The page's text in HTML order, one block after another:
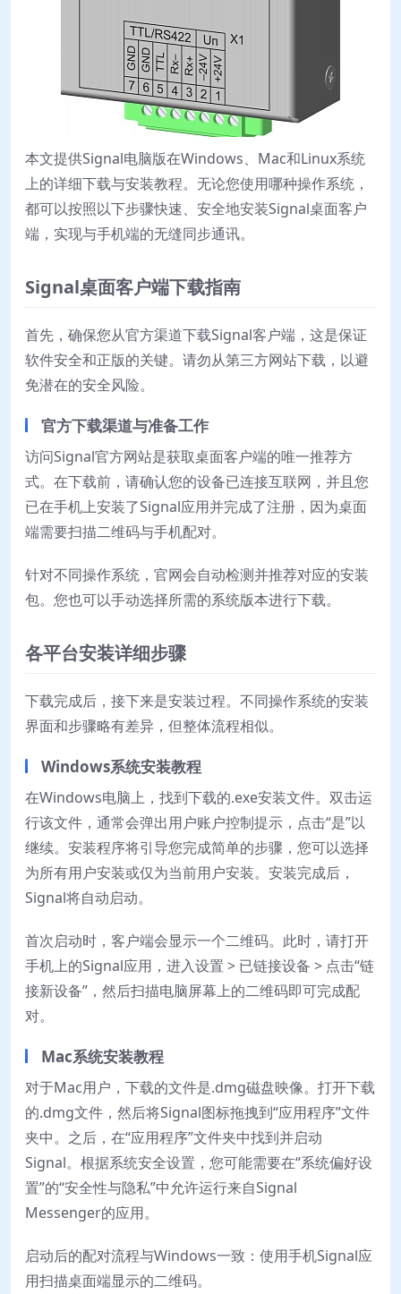
本文提供Signal电脑版在Windows、Mac和Linux系统
上的详细下载与安装教程。无论您使用哪种操作系统，
都可以按照以下步骤快速、安全地安装Signal桌面客户
端，实现与手机端的无缝同步通讯。
Signal桌面客户端下载指南
首先，确保您从官方渠道下载Signal客户端，这是保证
软件安全和正版的关键。请勿从第三方网站下载，以避
免潜在的安全风险。
官方下载渠道与准备工作
访问Signal官方网站是获取桌面客户端的唯一推荐方
式。在下载前，请确认您的设备已连接互联网，并且您
已在手机上安装了Signal应用并完成了注册，因为桌面
端需要扫描二维码与手机配对。
针对不同操作系统，官网会自动检测并推荐对应的安装
包。您也可以手动选择所需的系统版本进行下载。
各平台安装详细步骤
下载完成后，接下来是安装过程。不同操作系统的安装
界面和步骤略有差异，但整体流程相似。
Windows系统安装教程
在Windows电脑上，找到下载的.exe安装文件。双击运
行该文件，通常会弹出用户账户控制提示，点击“是”以
继续。安装程序将引导您完成简单的步骤，您可以选择
为所有用户安装或仅为当前用户安装。安装完成后，
Signal将自动启动。
首次启动时，客户端会显示一个二维码。此时，请打开
手机上的Signal应用，进入设置 > 已链接设备 > 点击“链
接新设备”，然后扫描电脑屏幕上的二维码即可完成配
对。
Mac系统安装教程
对于Mac用户，下载的文件是.dmg磁盘映像。打开下载
的.dmg文件，然后将Signal图标拖拽到“应用程序”文件
夹中。之后，在“应用程序”文件夹中找到并启动
Signal。根据系统安全设置，您可能需要在“系统偏好设
置”的“安全性与隐私”中允许运行来自Signal
Messenger的应用。
启动后的配对流程与Windows一致：使用手机Signal应
用扫描桌面端显示的二维码。